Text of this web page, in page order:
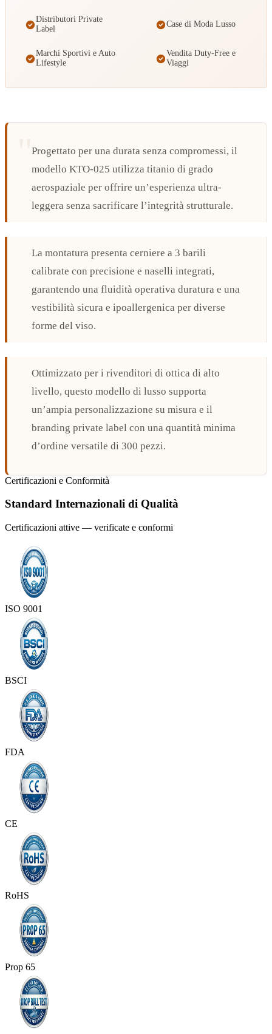
Distributori Private
Label
Case di Moda Lusso
Marchi Sportivi e Auto
Lifestyle
Vendita Duty-Free e
Viaggi
Progettato per una durata senza compromessi, il
modello KTO-025 utilizza titanio di grado
aerospaziale per offrire un’esperienza ultra-
leggera senza sacrificare l’integrità strutturale.
La montatura presenta cerniere a 3 barili
calibrate con precisione e naselli integrati,
garantendo una fluidità operativa duratura e una
vestibilità sicura e ipoallergenica per diverse
forme del viso.
Ottimizzato per i rivenditori di ottica di alto
livello, questo modello di lusso supporta
un’ampia personalizzazione su misura e il
branding private label con una quantità minima
d’ordine versatile di 300 pezzi.
Certificazioni e Conformità
Standard Internazionali di Qualità
Certificazioni attive — verificate e conformi
ISO 9001
BSCI
FDA
CE
RoHS
Prop 65